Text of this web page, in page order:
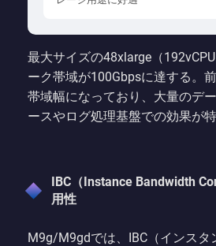
最大サイズの48xlarge（
ーク帯域が100Gbpsに達する。
帯域幅になっており、大量のデ
ースやログ処理基盤での効果が特
IBC（Instance Bandwidth
用性
M9g/M9gdでは、IBC（インスタ